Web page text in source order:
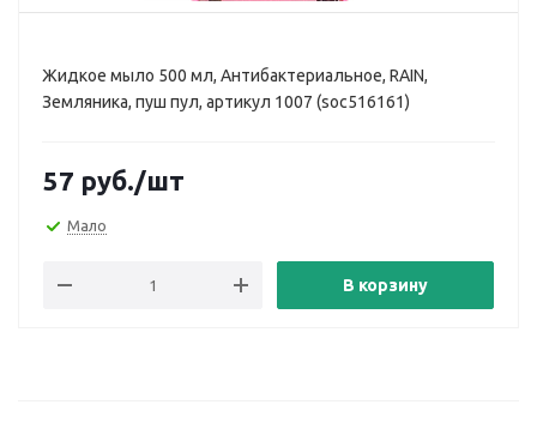
Жидкое мыло 500 мл, Антибактериальное, RAIN,
Земляника, пуш пул, артикул 1007 (soc516161)
57 руб./шт
Мало
В корзину